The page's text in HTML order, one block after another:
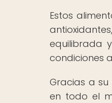
Estos
equilibrada
condiciones
Gracias a
en todo el